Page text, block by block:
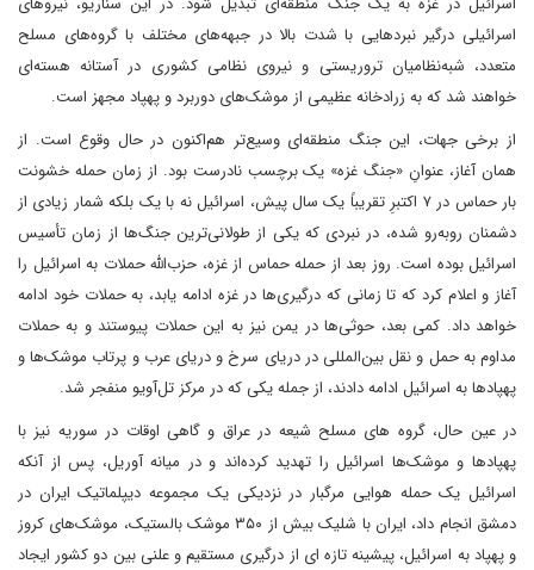
اسرائیلی درگیر نبردهایی با شدت بالا در جبهه‌های مختلف با گروه‌های مسلح
متعدد، شبه‌نظامیان تروریستی و نیروی نظامی کشوری در آستانه هسته‌ای
خواهند شد که به زرادخانه عظیمی از موشک‌های دوربرد و پهپاد مجهز است.
از برخی جهات، این جنگ منطقه‌ای وسیع‌تر هم‌اکنون در حال وقوع است. از
همان آغاز، عنوانِ «جنگ غزه» یک برچسب نادرست بود. از زمان حمله خشونت
بار حماس در ۷ اکتبرِ تقریباً یک سال پیش، اسرائیل نه با یک بلکه شمار زیادی از
دشمنان روبه‌رو شده، در نبردی که یکی از طولانی‌ترین جنگ‌ها از زمان تأسیس
اسرائیل بوده است. روز بعد از حمله حماس از غزه، حزب‌الله حملات به اسرائیل را
آغاز و اعلام کرد که تا زمانی که درگیری‌ها در غزه ادامه یابد، به حملات خود ادامه
خواهد داد. کمی بعد، حوثی‌ها در یمن نیز به این حملات پیوستند و به حملات
مداوم به حمل و نقل بین‌المللی در دریای سرخ و دریای عرب و پرتاب موشک‌ها و
پهپادها به اسرائیل ادامه دادند، از جمله یکی که در مرکز تل‌آویو منفجر شد.
در عین حال، گروه های مسلح شیعه در عراق و گاهی اوقات در سوریه نیز با
پهپادها و موشک‌ها اسرائیل را تهدید کرده‌اند و در میانه آوریل، پس از آنکه
اسرائیل یک حمله هوایی مرگبار در نزدیکی یک مجموعه دیپلماتیک ایران در
دمشق انجام داد، ایران با شلیک بیش از ۳۵۰ موشک بالستیک، موشک‌های کروز
و پهپاد به اسرائیل، پیشینه تازه ای از درگیری مستقیم و علنی بین دو کشور ایجاد